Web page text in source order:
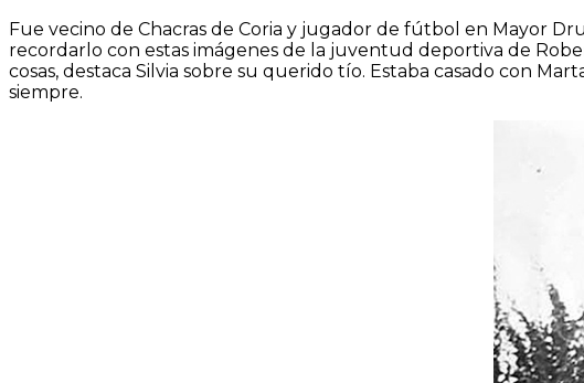
Fue vecino de Chacras de Coria y jugador de fútbol en Mayor
recordarlo con estas imágenes de la juventud deportiva de
cosas, destaca Silvia sobre su querido tío. Estaba casado con
siempre.